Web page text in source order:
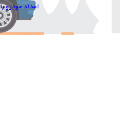
امداد خودرو